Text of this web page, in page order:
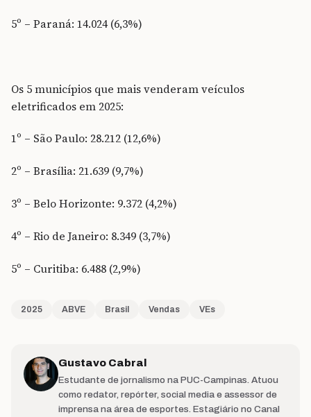
5º – Paraná: 14.024 (6,3%)
Os 5 municípios que mais venderam veículos
eletrificados em 2025:
1º – São Paulo: 28.212 (12,6%)
2º – Brasília: 21.639 (9,7%)
3º – Belo Horizonte: 9.372 (4,2%)
4º – Rio de Janeiro: 8.349 (3,7%)
5º – Curitiba: 6.488 (2,9%)
2025 ABVE Brasil Vendas VEs
Gustavo Cabral
Estudante de jornalismo na PUC-Campinas. Atuou
como redator, repórter, social media e assessor de
imprensa na área de esportes. Estagiário no Canal